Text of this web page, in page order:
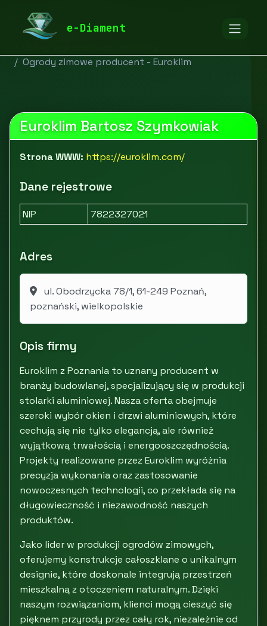
e-Diament
diamentspa.pl
Budownictwo i nieruchomości
Ogrody zimowe producent - Euroklim
Euroklim Bartosz Szymkowiak
Strona WWW: https://euroklim.com/
Dane rejestrowe
NIP 7822327021
Adres
ul. Obodrzycka 78/1, 61-249 Poznań,
poznański, wielkopolskie
Opis firmy
Euroklim z Poznania to uznany producent w
branży budowlanej, specjalizujący się w produkcji
stolarki aluminiowej. Nasza oferta obejmuje
szeroki wybór okien i drzwi aluminiowych, które
cechują się nie tylko elegancją, ale również
wyjątkową trwałością i energooszczędnością.
Projekty realizowane przez Euroklim wyróżnia
precyzja wykonania oraz zastosowanie
nowoczesnych technologii, co przekłada się na
długowieczność i niezawodność naszych
produktów.
Jako lider w produkcji ogrodów zimowych,
oferujemy konstrukcje całoszklane o unikalnym
designie, które doskonale integrują przestrzeń
mieszkalną z otoczeniem naturalnym. Dzięki
naszym rozwiązaniom, klienci mogą cieszyć się
pięknem przyrody przez cały rok, niezależnie od